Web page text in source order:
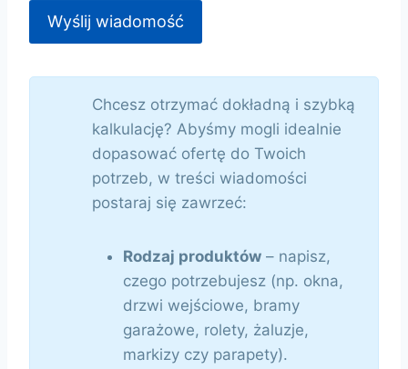
Chcesz otrzymać dokładną i szybką
kalkulację? Abyśmy mogli idealnie
dopasować ofertę do Twoich
potrzeb, w treści wiadomości
postaraj się zawrzeć:
Rodzaj produktów – napisz,
czego potrzebujesz (np. okna,
drzwi wejściowe, bramy
garażowe, rolety, żaluzje,
markizy czy parapety).